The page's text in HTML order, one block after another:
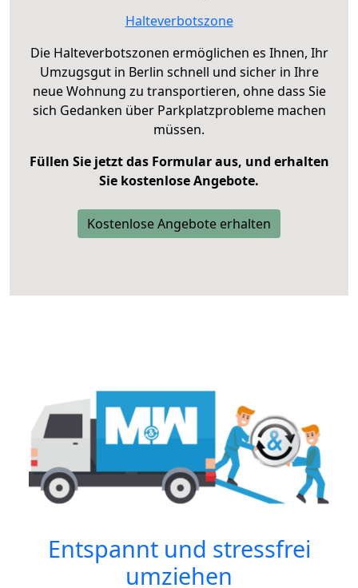
Halteverbotszone
Die Halteverbotszonen ermöglichen es Ihnen, Ihr
Umzugsgut in Berlin schnell und sicher in Ihre
neue Wohnung zu transportieren, ohne dass Sie
sich Gedanken über Parkplatzprobleme machen
müssen.
Füllen Sie jetzt das Formular aus, und erhalten
Sie kostenlose Angebote.
Kostenlose Angebote erhalten
Entspannt und stressfrei
umziehen